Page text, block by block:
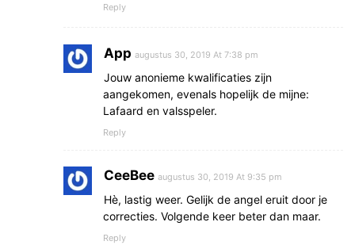
Reply
App augustus 30, 2019 At 7:38 pm
Jouw anonieme kwalificaties zijn
aangekomen, evenals hopelijk de mijne:
Lafaard en valsspeler.
Reply
CeeBee augustus 30, 2019 At 9:35 pm
Hè, lastig weer. Gelijk de angel eruit door je
correcties. Volgende keer beter dan maar.
Reply